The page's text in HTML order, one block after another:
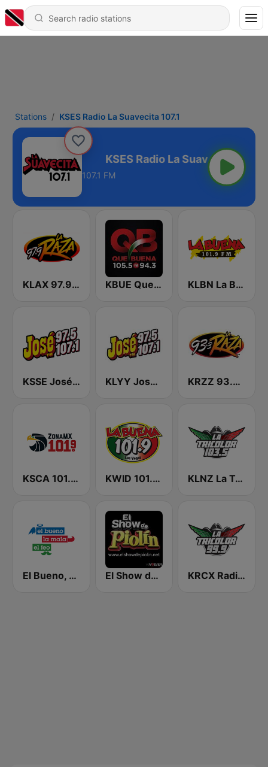
Stations KSES Radio La Suavecita 107.1
107.1
107.1 FM
KLAX 97.9 La Raza FM KBUE Que Buena 105.5 / 94.3 FM (US Only) KLBN La Buena 101.9 FM
KSSE José 97.5 y 107.1 KLYY José 97.5 y 107.1 KRZZ 93.3 La Raza FM
KSCA 101.9 Los Angeles FM (US Only) KWID 101.9 La Buena KLNZ La Tricolor 103.5 FM
El Bueno, La Mala y El Feo El Show de Piolín KRCX Radio La Tricolor 99.9 FM